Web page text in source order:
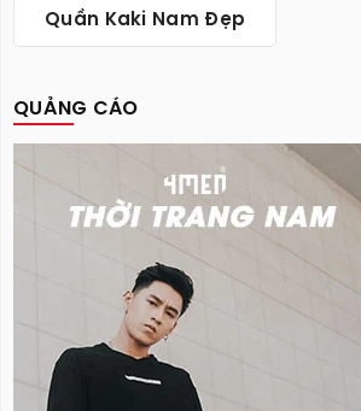
Quần Kaki Nam Đẹp
QUẢNG CÁO